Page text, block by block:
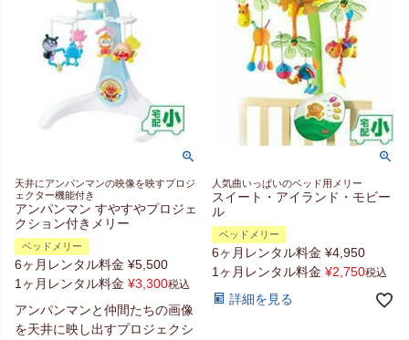
天井にアンパンマンの映像を映すプロジ
ェクター機能付き
アンパンマン すやすやプロジェ
クション付きメリー
ベッドメリー
6ヶ月レンタル料金 ¥5,500
1ヶ月レンタル料金 ¥3,300税込
アンパンマンと仲間たちの画像
を天井に映し出すプロジェクシ
人気曲いっぱいのベッド用メリー
スイート・アイランド・モビー
ル
ベッドメリー
6ヶ月レンタル料金 ¥4,950
1ヶ月レンタル料金 ¥2,750税込
詳細を見る